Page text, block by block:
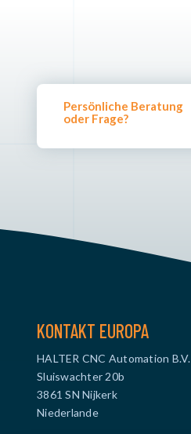
Persönliche Beratung
oder Frage?
KONTAKT EUROPA
HALTER CNC Automation B.V.
Sluiswachter 20b
3861 SN Nijkerk
Niederlande